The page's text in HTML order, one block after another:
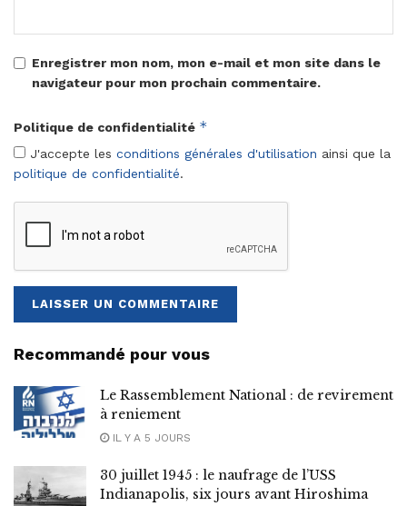
Enregistrer mon nom, mon e-mail et mon site dans le
navigateur pour mon prochain commentaire.
Politique de confidentialité *
J'accepte les conditions générales d'utilisation ainsi que la
politique de confidentialité.
Recommandé pour vous
Le Rassemblement National : de revirement
à reniement
IL Y A 5 JOURS
30 juillet 1945 : le naufrage de l’USS
Indianapolis, six jours avant Hiroshima